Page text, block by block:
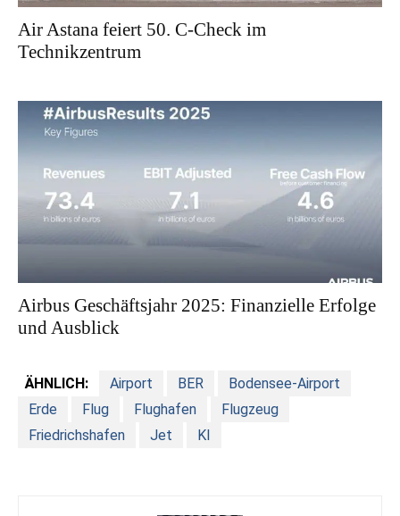
Air Astana feiert 50. C-Check im
Technikzentrum
Airbus Geschäftsjahr 2025: Finanzielle Erfolge
und Ausblick
ÄHNLICH: Airport BER
Bodensee-Airport
Erde
Flug Flughafen
Flugzeug
Friedrichshafen
Jet KI